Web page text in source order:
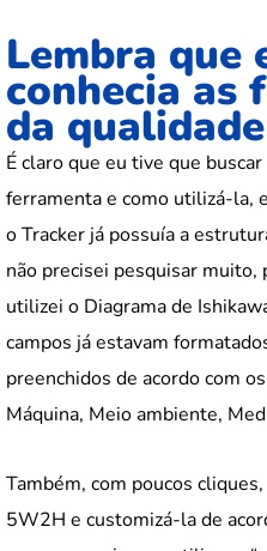
Lembra que
conhecia as
da
É claro que eu tive que
ferramenta e como utilizá-la,
o Tracker já possuía a
não precisei pesquisar muito,
utilizei o Diagrama de
campos já estavam
preenchidos de acordo com
Máquina, Meio ambiente,
Também, com poucos
5W2H e customizá-la de